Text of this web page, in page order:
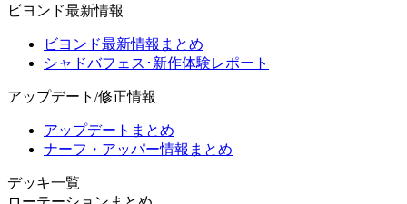
ビヨンド最新情報
ビヨンド最新情報まとめ
シャドバフェス･新作体験レポート
アップデート/修正情報
アップデートまとめ
ナーフ・アッパー情報まとめ
デッキ一覧